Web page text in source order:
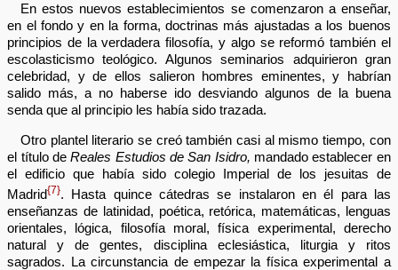
En estos nuevos establecimientos se comenzaron a enseñar,
en el fondo y en la forma, doctrinas más ajustadas a los buenos
principios de la verdadera filosofía, y algo se reformó también el
escolasticismo teológico. Algunos seminarios adquirieron gran
celebridad, y de ellos salieron hombres eminentes, y habrían
salido más, a no haberse ido desviando algunos de la buena
senda que al principio les había sido trazada.
Otro plantel literario se creó también casi al mismo tiempo, con
el título deReales Estudios de San Isidro, mandado establecer en
el edificio que había sido colegio Imperial de los jesuitas de
Madrid{7}. Hasta quince cátedras se instalaron en él para las
enseñanzas de latinidad, poética, retórica, matemáticas, lenguas
orientales, lógica, filosofía moral, física experimental, derecho
natural y de gentes, disciplina eclesiástica, liturgia y ritos
sagrados. La circunstancia de empezar la física experimental a